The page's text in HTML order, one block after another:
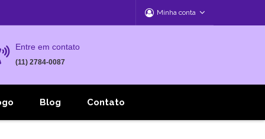
Minha conta
Entre em contato
(11) 2784-0087
Blog Contato